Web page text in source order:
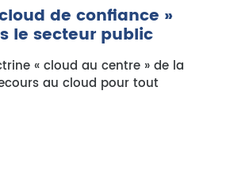
de confiance »
le secteur public
« cloud au centre » de la
au cloud pour tout